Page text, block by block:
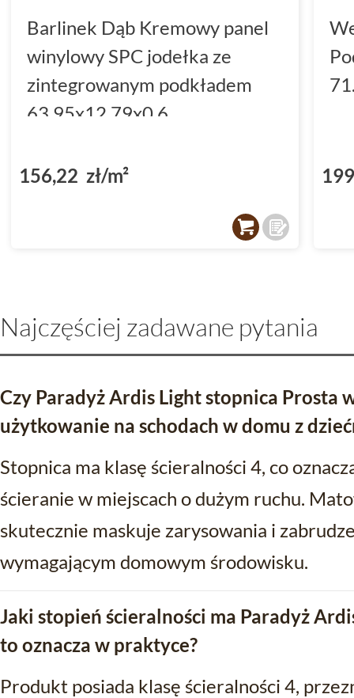
Barlinek Dąb Kremowy panel
winylowy SPC jodełka ze
zintegrowanym podkładem
63.95x12.79x0.6
156,22 zł/m²
Najczęściej zadawane pytania
Czy Paradyż Ardis Light stopnica Prosta
użytkowanie na schodach w domu z
Stopnica ma klasę ścieralności 4, co
ścieranie w miejscach o dużym ruchu.
skutecznie maskuje zarysowania i
wymagającym domowym środowisku.
Jaki stopień ścieralności ma Paradyż
to oznacza w praktyce?
Produkt posiada klasę ścieralności 4,